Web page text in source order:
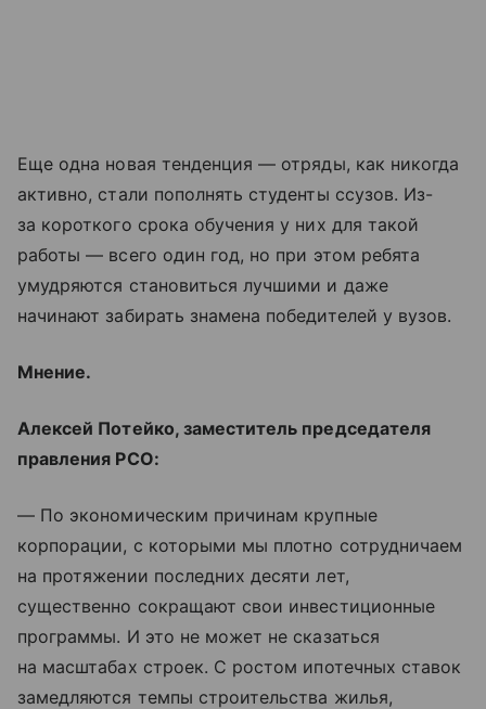
Еще одна новая тенденция — отряды, как никогда
активно, стали пополнять студенты ссузов. Из-
за короткого срока обучения у них для такой
работы — всего один год, но при этом ребята
умудряются становиться лучшими и даже
начинают забирать знамена победителей у вузов.
Мнение.
Алексей Потейко, заместитель председателя
правления РСО:
— По экономическим причинам крупные
корпорации, с которыми мы плотно сотрудничаем
на протяжении последних десяти лет,
существенно сокращают свои инвестиционные
программы. И это не может не сказаться
на масштабах строек. С ростом ипотечных ставок
замедляются темпы строительства жилья,